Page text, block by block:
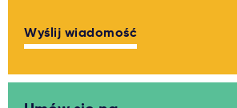
Wyślij wiadomość